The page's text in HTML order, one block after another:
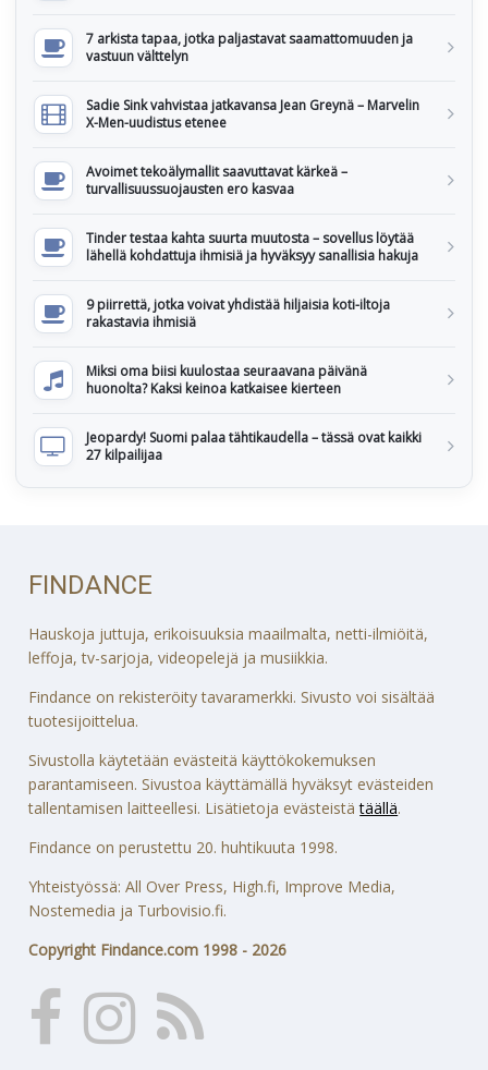
7 arkista tapaa, jotka paljastavat saamattomuuden ja
vastuun välttelyn
Sadie Sink vahvistaa jatkavansa Jean Greynä – Marvelin
X-Men-uudistus etenee
Avoimet tekoälymallit saavuttavat kärkeä –
turvallisuussuojausten ero kasvaa
Tinder testaa kahta suurta muutosta – sovellus löytää
lähellä kohdattuja ihmisiä ja hyväksyy sanallisia hakuja
9 piirrettä, jotka voivat yhdistää hiljaisia koti-iltoja
rakastavia ihmisiä
Miksi oma biisi kuulostaa seuraavana päivänä
huonolta? Kaksi keinoa katkaisee kierteen
Jeopardy! Suomi palaa tähtikaudella – tässä ovat kaikki
27 kilpailijaa
FINDANCE
Hauskoja juttuja, erikoisuuksia maailmalta, netti-ilmiöitä,
leffoja, tv-sarjoja, videopelejä ja musiikkia.
Findance on rekisteröity tavaramerkki. Sivusto voi sisältää
tuotesijoittelua.
Sivustolla käytetään evästeitä käyttökokemuksen
parantamiseen. Sivustoa käyttämällä hyväksyt evästeiden
tallentamisen laitteellesi. Lisätietoja evästeistätäällä.
Findance on perustettu 20. huhtikuuta 1998.
Yhteistyössä: All Over Press, High.fi, Improve Media,
Nostemedia ja Turbovisio.fi.
Copyright Findance.com 1998 - 2026